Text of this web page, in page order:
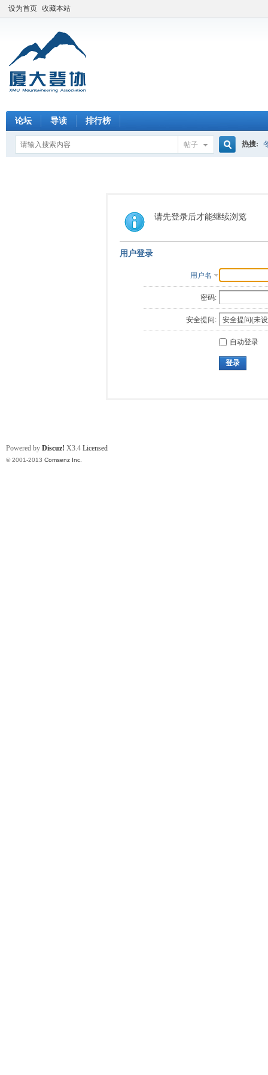
设为首页 收藏本站
论坛 导读 排行榜
帖子
索
热搜:
请先登录后才能继续浏览
用户登录
用户名
密码:
安全提问:
自动登录
登录
Powered by Discuz! X3.4 Licensed
© 2001-2013 Comsenz Inc.